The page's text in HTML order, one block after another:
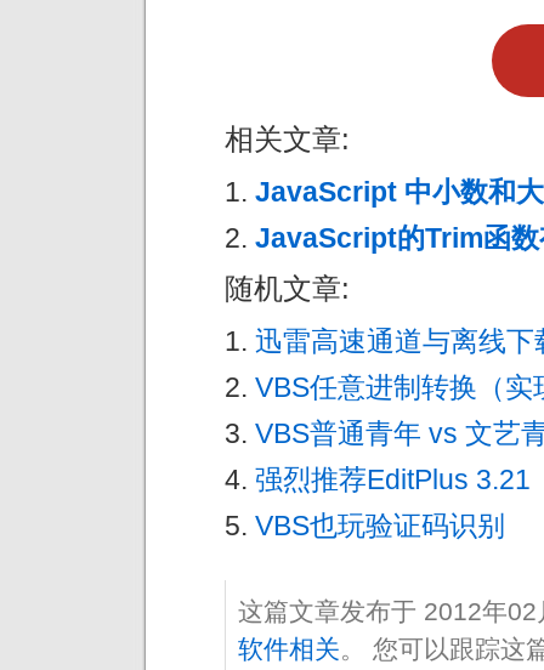
相关文章:
JavaScript 中小数和
JavaScript的Trim函数
随机文章:
迅雷高速通道与离线下
VBS任意进制转换（
VBS普通青年 vs 文艺
强烈推荐EditPlus 3.21
VBS也玩验证码识别
这篇文章发布于 2012年
软件相关。 您可以跟踪这